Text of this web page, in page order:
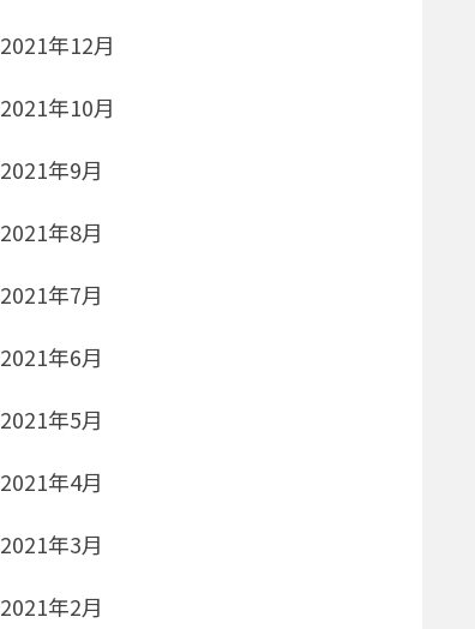
2021年12月
2021年10月
2021年9月
2021年8月
2021年7月
2021年6月
2021年5月
2021年4月
2021年3月
2021年2月